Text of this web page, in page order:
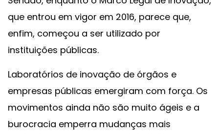
que entrou em vigor em 2016, parece que,
enfim, começou a ser utilizado por
instituições públicas.
Laboratórios de inovação de órgãos e
empresas públicas emergiram com força. Os
movimentos ainda não são muito ágeis e a
burocracia emperra mudanças mais